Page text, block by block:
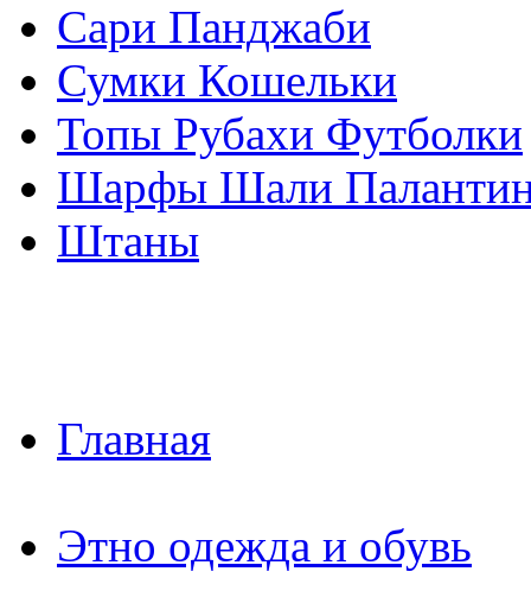
Сари Панджаби
Сумки Кошельки
Топы Рубахи Футболки
Шарфы Шали
Штаны
Главная
Этно одежда и обувь